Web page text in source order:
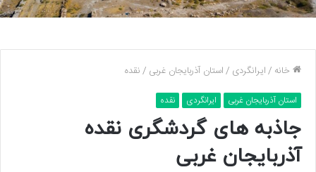
خانه /ایرانگردی /استان آذربایجان غربی /نقده
استان آذربایجان غربی ایرانگردی نقده
جاذبه های گردشگری نقده
آذربایجان غربی